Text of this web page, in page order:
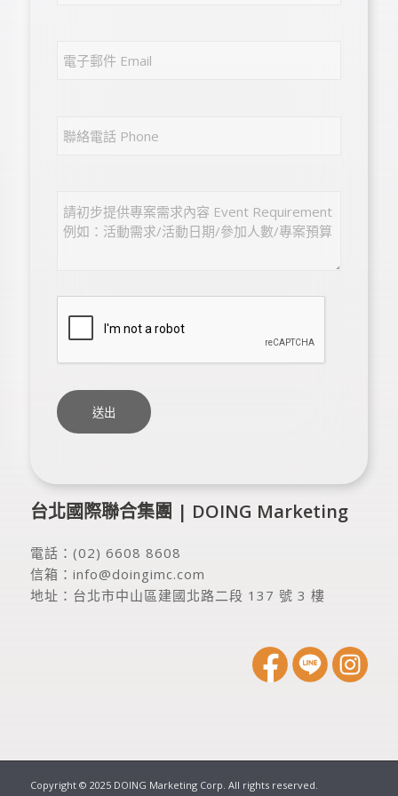
台北國際聯合集團 | DOING Marketing
電話： (02) 6608 8608
信箱： info@doingimc.com
地址： 台北市中山區建國北路二段 137 號 3 樓
Copyright © 2025 DOING Marketing Corp. All rights reserved.